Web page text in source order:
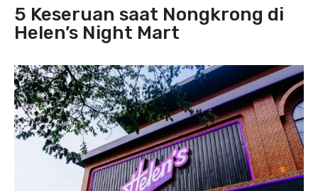
5 Keseruan saat Nongkrong di
Helen’s Night Mart